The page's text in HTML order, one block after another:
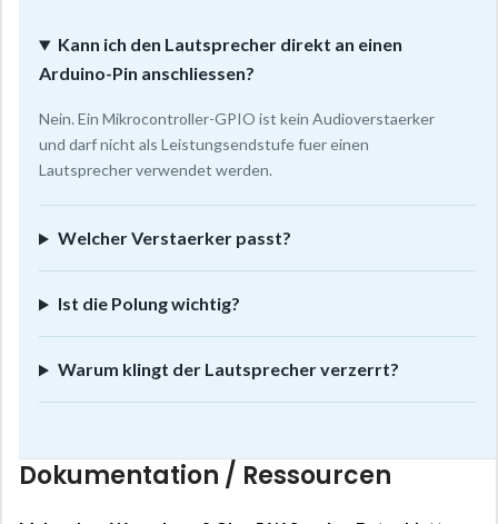
Kann ich den Lautsprecher direkt an einen
Arduino-Pin anschliessen?
Nein. Ein Mikrocontroller-GPIO ist kein Audioverstaerker
und darf nicht als Leistungsendstufe fuer einen
Lautsprecher verwendet werden.
Welcher Verstaerker passt?
Ist die Polung wichtig?
Warum klingt der Lautsprecher verzerrt?
Dokumentation / Ressourcen